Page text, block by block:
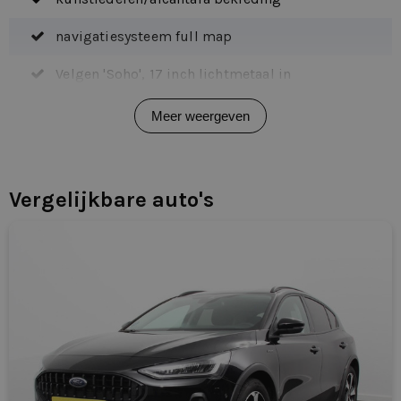
en degelijk ingericht. Comfortabele stoelen, een
ergonomische indeling en intuïtieve bediening dragen
bij aan rijcomfort en gebruiksgemak. Het
tijdens elke rit.
• Laadvermogen: ca. 600–700 kg
• Trekgewicht: tot ca. 1.500–2.000 kg (afhankelijk van
uitvoering)
• Motoren: benzine / diesel / plug-in hybride (afhankelijk
navigatiesysteem full map
Velgen 'Soho', 17 inch lichtmetaal in
zilver/antraciet uitgevoerd
voorstoelen verwarmd
achteropkomend verkeer waarschuwing
alarm klasse 1(startblokkering)
aluminium interieur afwerking
Ambienteverlichting
Meer weergeven
Vergelijkbare auto's